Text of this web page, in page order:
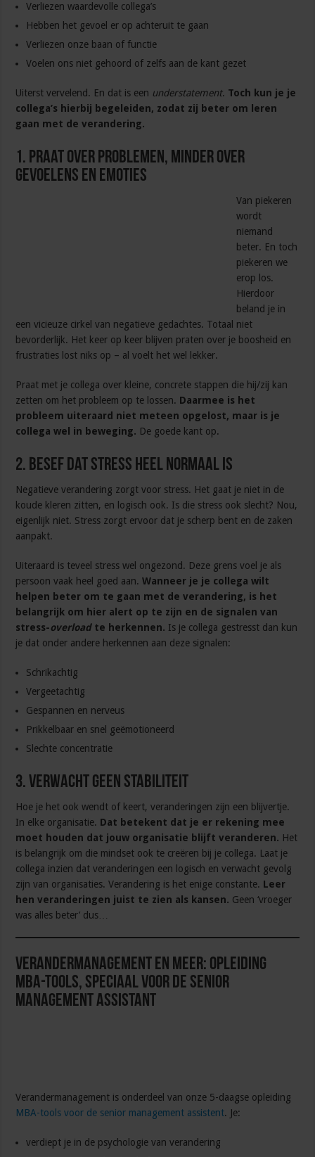
Verliezen waardevolle collega’s
Hebben het gevoel er op achteruit te gaan
Verliezen onze baan of functie
Voelen ons niet gehoord of zelfs aan de kant gezet
Uiterst vervelend. En dat is een understatement. Toch kun je je
collega’s hierbij begeleiden, zodat zij beter om leren
gaan met de verandering.
1. Praat over problemen, minder over
gevoelens en emoties
Van piekeren
wordt
niemand
beter. En toch
piekeren we
erop los.
Hierdoor
beland je in
een vicieuze cirkel van negatieve gedachtes. Totaal niet
bevorderlijk. Het keer op keer blijven praten over je boosheid en
frustraties lost niks op – al voelt het wel lekker.
Praat met je collega over kleine, concrete stappen die hij/zij kan
zetten om het probleem op te lossen. Daarmee is het
probleem uiteraard niet meteen opgelost, maar is je
collega wel in beweging. De goede kant op.
2. Besef dat stress heel normaal is
Negatieve verandering zorgt voor stress. Het gaat je niet in de
koude kleren zitten, en logisch ook. Is die stress ook slecht? Nou,
eigenlijk niet. Stress zorgt ervoor dat je scherp bent en de zaken
aanpakt.
Uiteraard is teveel stress wel ongezond. Deze grens voel je als
persoon vaak heel goed aan.Wanneer je je collega wilt
helpen beter om te gaan met de verandering, is het
belangrijk om hier alert op te zijn en de signalen van
stress-overloadte herkennen. Is je collega gestresst dan kun
je dat onder andere herkennen aan deze signalen:
Schrikachtig
Vergeetachtig
Gespannen en nerveus
Prikkelbaar en snel geëmotioneerd
Slechte concentratie
3. Verwacht geen stabiliteit
Hoe je het ook wendt of keert, veranderingen zijn een blijvertje.
In elke organisatie. Dat betekent dat je er rekening mee
moet houden dat jouw organisatie blijft veranderen. Het
is belangrijk om die mindset ook te creëren bij je collega. Laat je
collega inzien dat veranderingen een logisch en verwacht gevolg
zijn van organisaties. Verandering is het enige constante. Leer
hen veranderingen juist te zien als kansen. Geen ‘vroeger
was alles beter’ dus…
Verandermanagement en meer: Opleiding
MBA-tools, speciaal voor de senior
management assistant
Verandermanagement is onderdeel van onze 5-daagse opleiding
MBA-tools voor de senior management assistent. Je:
verdiept je in de psychologie van verandering